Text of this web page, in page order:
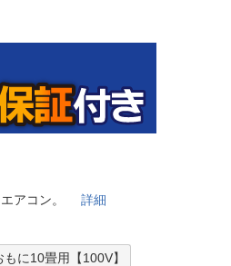
IR情報
エアコン。詳細
もに10畳用【100V】